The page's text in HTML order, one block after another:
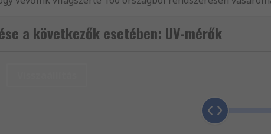
és mérés és Fény és elektromágneses sugárzás mérés
forduljon bizalommal ügyfélszolgálatunkhoz.
szolgáltatásunkból. Biztosak vagyunk abban, hogy
többek között UV mérők széles választékát kínálja, 24
ügyfélszolgálatunkhoz. Segítőkész kollégáink
a következők esetében: UV-mérők